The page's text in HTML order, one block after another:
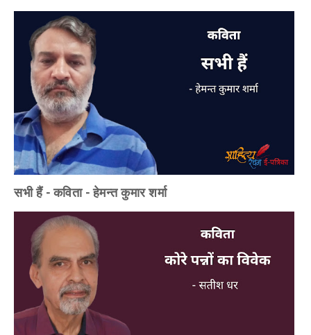
सभी हैं - कविता - हेमन्त कुमार शर्मा